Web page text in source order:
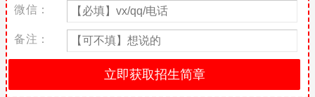
招生对象：应往届初中毕业生
学 制：3
开学时间：8月
报名截止：
微信：
备注：